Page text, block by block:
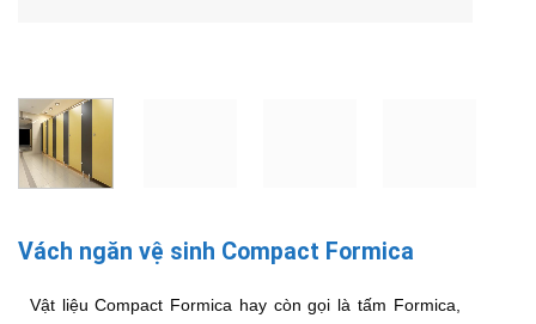
Vách ngăn vệ sinh Compact Formica
Vật liệu Compact Formica hay còn gọi là tấm Formica,